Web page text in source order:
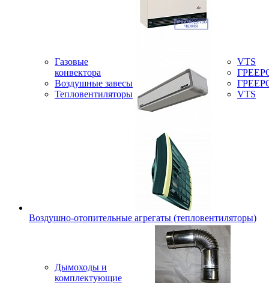
Газовые
конвектора
Воздушные завесы
Тепловентиляторы
VTS
VTS
Воздушно-отопительные агрегаты (тепловентиляторы)
Дымоходы и
комплектующие